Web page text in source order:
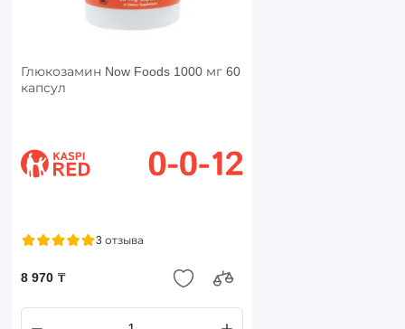
Глюкозамин Now Foods 1000 мг 60
капсул
3 отзыва
8 970 ₸